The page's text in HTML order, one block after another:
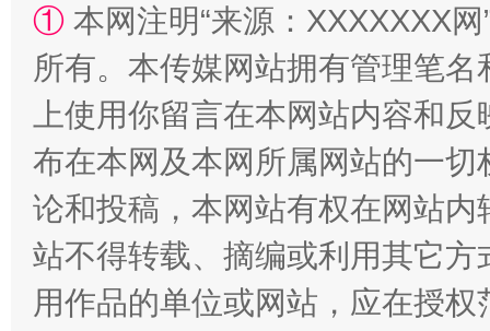
站台名比不上好声名
① 本网注明“来源：XXXXXXX
所有。本传媒网站拥有管理笔
上使用你留言在本网站内容和
布在本网及本网所属网站的一
论和投稿，本网站有权在网站
站不得转载、摘编或利用其它
用作品的单位或网站，应在授